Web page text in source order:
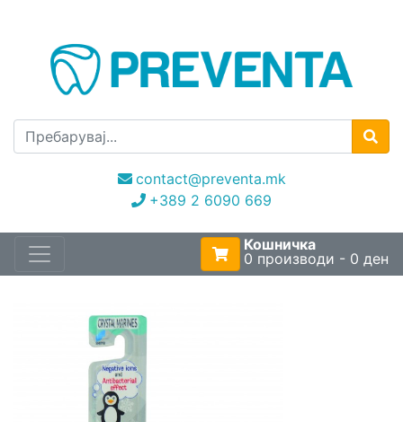
contact@preventa.mk
+389 2 6090 669
Кошничка
0 производи - 0 ден